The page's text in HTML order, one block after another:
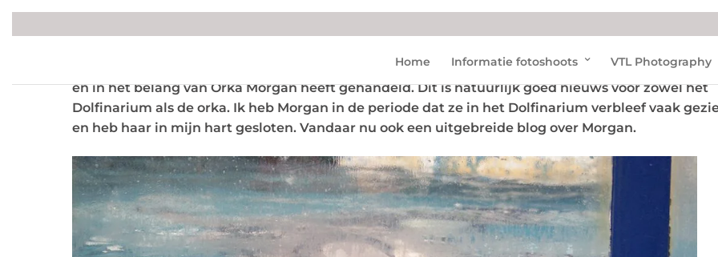
Home Informatie fotoshoots VTL Photography
Goed nieuws!! Op 23 april 2014 heeft de Raad van State bepaald dat het Dolfinarium volgens de
en in het belang van Orka Morgan heeft gehandeld. Dit is natuurlijk goed nieuws voor zowel het
Dolfinarium als de orka. Ik heb Morgan in de periode dat ze in het Dolfinarium verbleef vaak
en heb haar in mijn hart gesloten. Vandaar nu ook een uitgebreide blog over Morgan.